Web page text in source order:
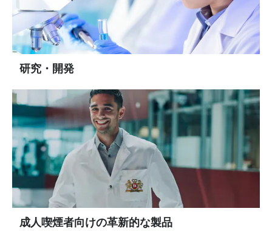
研究・開発
成人喫煙者向けの革新的な製品